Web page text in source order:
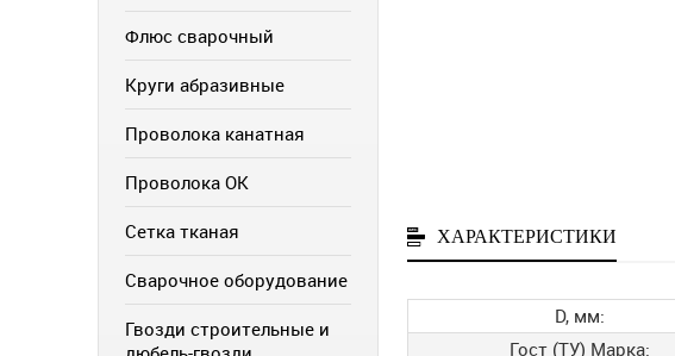
Флюс сварочный
Круги абразивные
Проволока канатная
Проволока ОК
Сетка тканая
Сварочное оборудование
Гвозди строительные и
ХАРАКТЕРИСТИКИ
D, мм:
Гост (ТУ) Марка: